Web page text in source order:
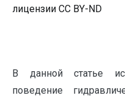
лицензии CC BY-ND
В данной статье
поведение